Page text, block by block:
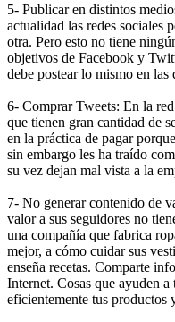
5- Publicar en distintos
actualidad las redes sociales
otra. Pero esto no tiene
objetivos de Facebook y
debe postear lo mismo en las
6- Comprar Tweets: En la
que tienen gran cantidad de
en la práctica de pagar
sin embargo les ha traído
su vez dejan mal vista a la
7- No generar contenido de
valor a sus seguidores no
una compañía que fabrica
mejor, a cómo cuidar sus
enseña recetas. Comparte
Internet. Cosas que ayuden
eficientemente tus productos